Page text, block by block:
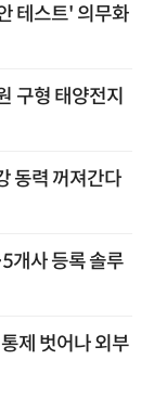
테스트' 의무화
구형 태양전지
동력 꺼져간다
개사 등록 솔루
제 벗어나 외부